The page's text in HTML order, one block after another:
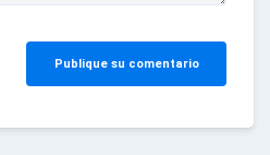
Publique su comentario